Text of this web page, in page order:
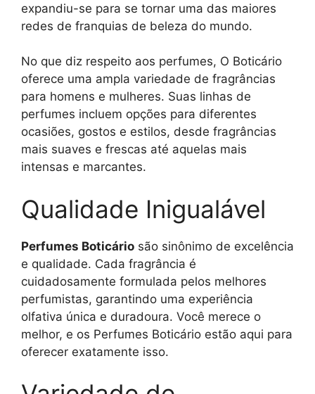
expandiu-se para se tornar uma das maiores
redes de franquias de beleza do mundo.
No que diz respeito aos perfumes, O Boticário
oferece uma ampla variedade de fragrâncias
para homens e mulheres. Suas linhas de
perfumes incluem opções para diferentes
ocasiões, gostos e estilos, desde fragrâncias
mais suaves e frescas até aquelas mais
intensas e marcantes.
Qualidade Inigualável
Perfumes Boticário são sinônimo de excelência
e qualidade. Cada fragrância é
cuidadosamente formulada pelos melhores
perfumistas, garantindo uma experiência
olfativa única e duradoura. Você merece o
melhor, e os Perfumes Boticário estão aqui para
oferecer exatamente isso.